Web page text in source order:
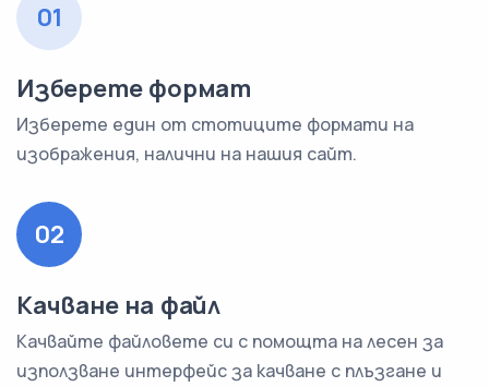
01
Изберете формат
Изберете един от стотиците формати на
изображения, налични на нашия сайт.
02
Качване на файл
Качвайте файловете си с помощта на лесен за
използване интерфейс за качване с плъзгане и